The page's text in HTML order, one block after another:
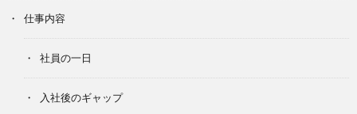
仕事内容
社員の一日
入社後のギャップ